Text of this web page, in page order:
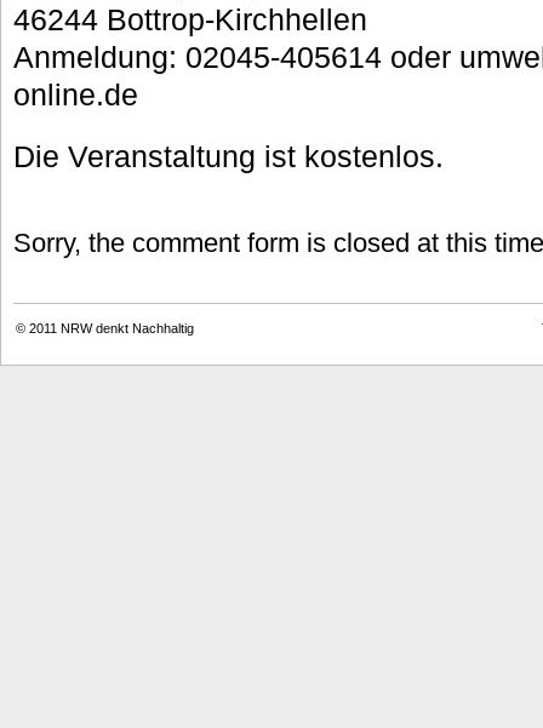
46244 Bottrop-Kirchhellen
Anmeldung: 02045-405614 oder
online.de
Die Veranstaltung ist kostenlos.
Sorry, the comment form is closed at this
© 2011 NRW denkt Nachhaltig